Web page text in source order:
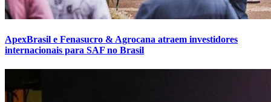
ApexBrasil e Fenasucro & Agrocana atraem investidores
internacionais para SAF no Brasil